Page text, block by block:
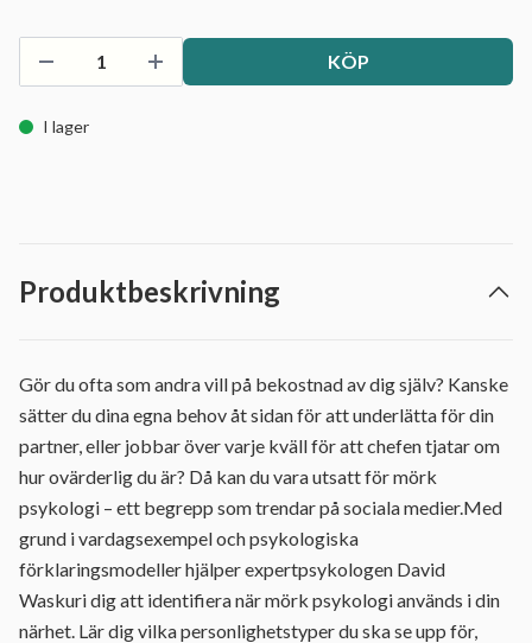
KÖP
I lager
Produktbeskrivning
Gör du ofta som andra vill på bekostnad av dig själv? Kanske
sätter du dina egna behov åt sidan för att underlätta för din
partner, eller jobbar över varje kväll för att chefen tjatar om
hur ovärderlig du är? Då kan du vara utsatt för mörk
psykologi – ett begrepp som trendar på sociala medier.Med
grund i vardagsexempel och psykologiska
förklaringsmodeller hjälper expertpsykologen David
Waskuri dig att identifiera när mörk psykologi används i din
närhet. Lär dig vilka personlighetstyper du ska se upp för,